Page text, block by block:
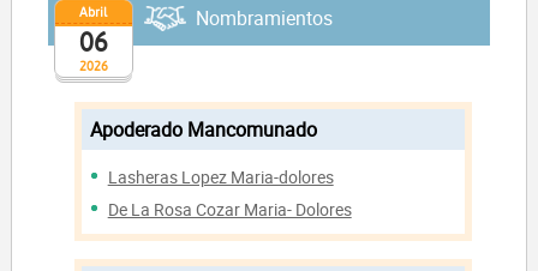
2026
Abril
06
Nombramientos
Apoderado Mancomunado
Lasheras Lopez Maria-dolores
De La Rosa Cozar Maria- Dolores